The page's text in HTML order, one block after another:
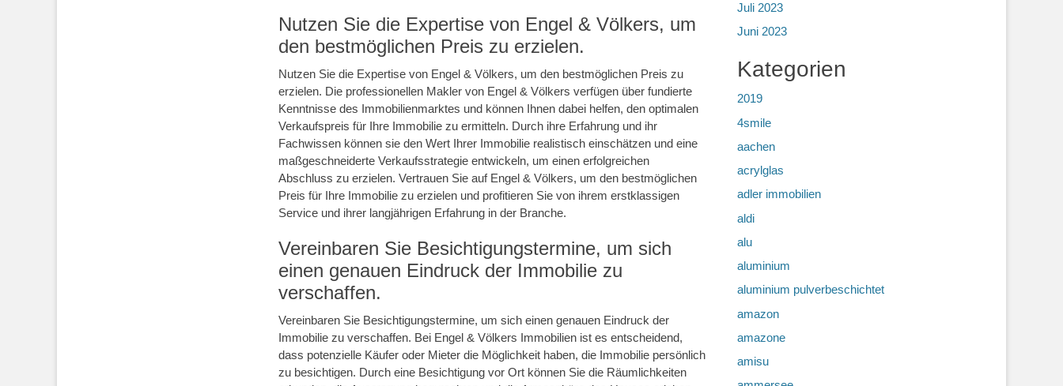
Nutzen Sie die Expertise von Engel & Völkers, um
den bestmöglichen Preis zu erzielen.
Nutzen Sie die Expertise von Engel & Völkers, um den bestmöglichen Preis zu
erzielen. Die professionellen Makler von Engel & Völkers verfügen über fundierte
Kenntnisse des Immobilienmarktes und können Ihnen dabei helfen, den optimalen
Verkaufspreis für Ihre Immobilie zu ermitteln. Durch ihre Erfahrung und ihr
Fachwissen können sie den Wert Ihrer Immobilie realistisch einschätzen und eine
maßgeschneiderte Verkaufsstrategie entwickeln, um einen erfolgreichen
Abschluss zu erzielen. Vertrauen Sie auf Engel & Völkers, um den bestmöglichen
Preis für Ihre Immobilie zu erzielen und profitieren Sie von ihrem erstklassigen
Service und ihrer langjährigen Erfahrung in der Branche.
Vereinbaren Sie Besichtigungstermine, um sich
einen genauen Eindruck der Immobilie zu
verschaffen.
Vereinbaren Sie Besichtigungstermine, um sich einen genauen Eindruck der
Immobilie zu verschaffen. Bei Engel & Völkers Immobilien ist es entscheidend,
dass potenzielle Käufer oder Mieter die Möglichkeit haben, die Immobilie persönlich
zu besichtigen. Durch eine Besichtigung vor Ort können Sie die Räumlichkeiten
Juli 2023
Juni 2023
Kategorien
2019
4smile
aachen
acrylglas
adler immobilien
aldi
alu
aluminium
aluminium pulverbeschichtet
amazon
amazone
amisu